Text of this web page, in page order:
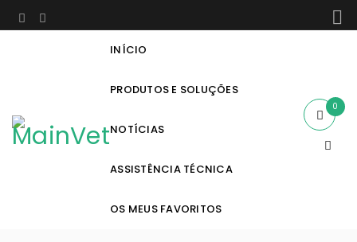
INÍCIO
PRODUTOS E SOLUÇÕES
NOTÍCIAS
ASSISTÊNCIA TÉCNICA
OS MEUS FAVORITOS
0